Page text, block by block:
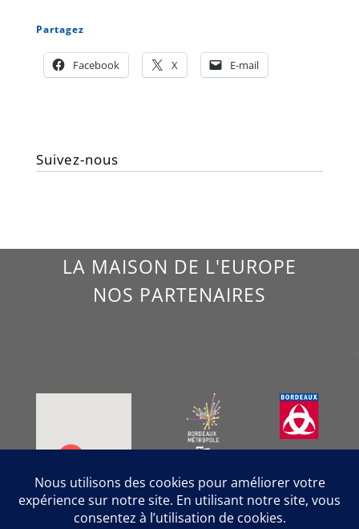
Partagez
Facebook X E-mail
Suivez-nous
LA MAISON DE L'EUROPE
NOS PARTENAIRES